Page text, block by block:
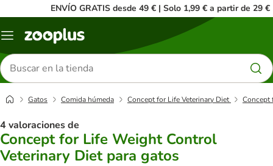
ENVÍO GRATIS desde 49 € | Solo 1,99 € a partir de 29 €
Menú
Buscar
productos
Gatos Comida húmeda Concept for Life Veterinary Diet Concept
4 valoraciones de
Concept for Life Weight Control
Veterinary Diet para gatos